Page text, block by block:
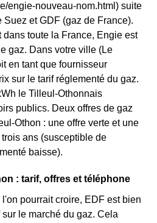
engie-nouveau-nom.html) suite
Suez et GDF (gaz de France).
dans toute la France, Engie est
gaz. Dans votre ville (Le
en tant que fournisseur
sur le tarif réglementé du gaz.
le Tilleul-Othonnais
publics. Deux offres de gaz
Othon : une offre verte et une
ans (susceptible de
baisse).
: tarif, offres et téléphone
pourrait croire, EDF est bien
le marché du gaz. Cela